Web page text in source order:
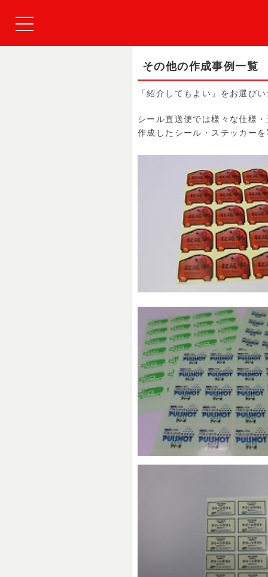
その他の作成事例一覧
「紹介してもよい」をお選び
シール直送便では様々な仕様
作成したシール・ステッカー